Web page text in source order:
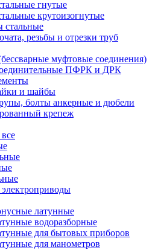
гнутые
крутоизогнутые
стальные
резьбы и отрезки труб
муфтовые соединения)
ПФРК и ДРК
и шайбы
болты анкерные и дюбели
крепеж
латунные
водоразборные
для бытовых приборов
для манометров